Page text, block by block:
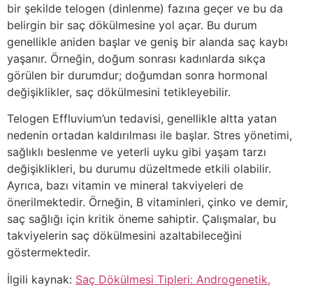
bir şekilde telogen (dinlenme) fazına geçer ve bu da
belirgin bir saç dökülmesine yol açar. Bu durum
genellikle aniden başlar ve geniş bir alanda saç kaybı
yaşanır. Örneğin, doğum sonrası kadınlarda sıkça
görülen bir durumdur; doğumdan sonra hormonal
değişiklikler, saç dökülmesini tetikleyebilir.
Telogen Effluvium’un tedavisi, genellikle altta yatan
nedenin ortadan kaldırılması ile başlar. Stres yönetimi,
sağlıklı beslenme ve yeterli uyku gibi yaşam tarzı
değişiklikleri, bu durumu düzeltmede etkili olabilir.
Ayrıca, bazı vitamin ve mineral takviyeleri de
önerilmektedir. Örneğin, B vitaminleri, çinko ve demir,
saç sağlığı için kritik öneme sahiptir. Çalışmalar, bu
takviyelerin saç dökülmesini azaltabileceğini
göstermektedir.
İlgili kaynak: Saç Dökülmesi Tipleri: Androgenetik,